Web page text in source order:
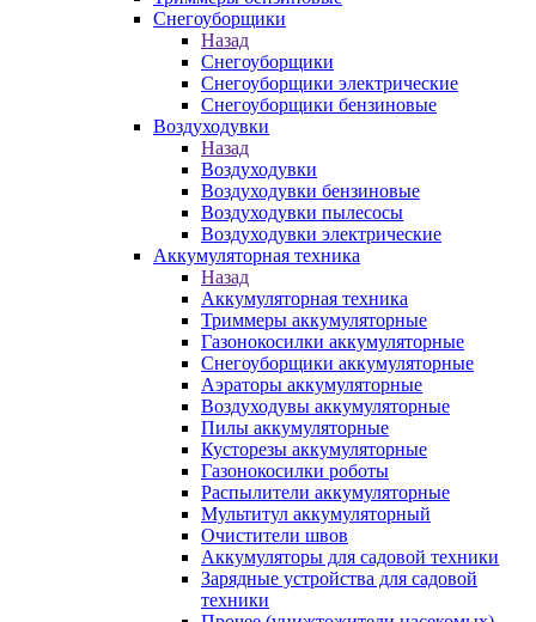
Снегоуборщики
Назад
Снегоуборщики
Снегоуборщики электрические
Снегоуборщики бензиновые
Воздуходувки
Назад
Воздуходувки
Воздуходувки бензиновые
Воздуходувки пылесосы
Воздуходувки электрические
Аккумуляторная техника
Назад
Аккумуляторная техника
Триммеры аккумуляторные
Газонокосилки аккумуляторные
Снегоуборщики аккумуляторные
Аэраторы аккумуляторные
Воздуходувы аккумуляторные
Пилы аккумуляторные
Кусторезы аккумуляторные
Газонокосилки роботы
Распылители аккумуляторные
Мультитул аккумуляторный
Очистители швов
Аккумуляторы для садовой техники
Зарядные устройства для садовой
техники